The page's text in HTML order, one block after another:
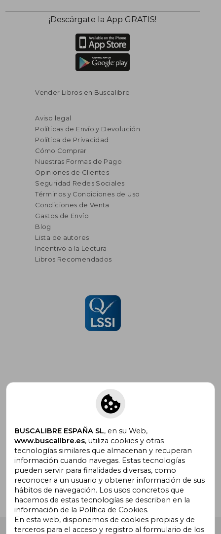
¡Descárgate la App GRATIS!
Vender Libros en Buscalibre
Aviso legal
Políticas de Envío y Devolución
Política de Privacidad
Cómo Comprar
Nuestras Formas de Pago
Opiniones de Clientes
Seguridad Redes Sociales
Términos y Condiciones de Uso
Condiciones de Venta
Gastos de Envío
Blog
Lista de autores
Incentivo a la Lectura
Libros Recomendados
Suscríbete para recibir ofertas y
promociones
¿Necesitas ayuda?
Ir a Centro de Soporte
Buscalibre España . Calle Energía, 65, Nave 3 (08940),
BUSCALIBRE ESPAÑA SL, en su Web,
www.buscalibre.es, utiliza cookies y otras
tecnologías similares que almacenan y recuperan
información cuando navegas. Estas tecnologías
pueden servir para finalidades diversas, como
reconocer a un usuario y obtener información de sus
hábitos de navegación. Los usos concretos que
hacemos de estas tecnologías se describen en la
información de la Política de Cookies.
En esta web, disponemos de cookies propias y de
terceros para el acceso y registro al formulario de los